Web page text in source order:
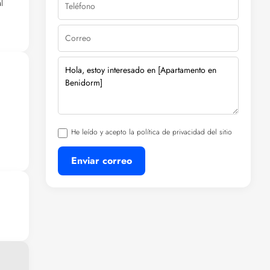
He leído y acepto la política de privacidad del sitio
Enviar correo